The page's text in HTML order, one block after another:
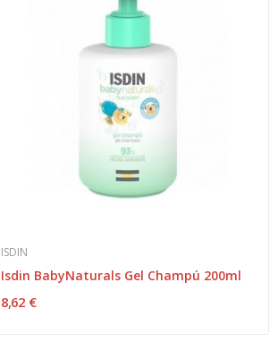
ISDIN
Isdin BabyNaturals Gel Champú 200ml
8,62 €